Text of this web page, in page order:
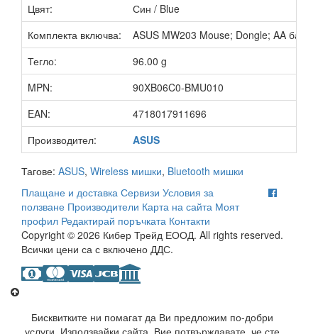
Цвят:
Син / Blue
Комплекта включва:
ASUS MW203 Mouse; Dongle; AA
Тегло:
96.00 g
MPN:
90XB06C0-BMU010
EAN:
4718017911696
Производител:
ASUS
Тагове: ASUS, Wireless мишки, Bluetooth мишки
Плащане и доставка Сервизи Условия за
ползване Производители Карта на сайта Моят
профил Редактирай поръчката Контакти
Copyright © 2026 Кибер Трейд ЕООД. All rights reserved.
Всички цени са с включено ДДС.
Бисквитките ни помагат да Ви предложим по-добри
услуги. Използвайки сайта, Вие потвърждавате, че сте